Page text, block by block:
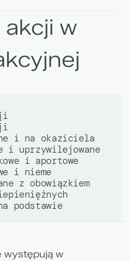
akcji w
i na okaziciela
i uprzywilejowane
i aportowe
i nieme
z obowiązkiem
podstawie
występują w